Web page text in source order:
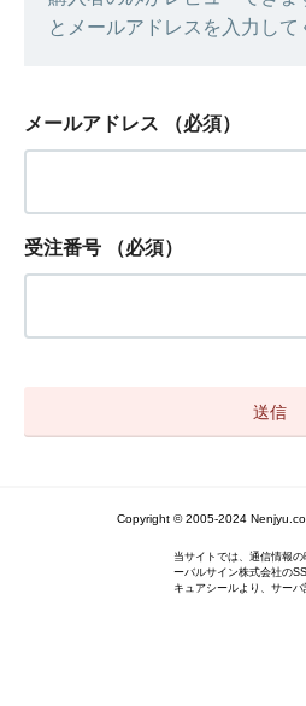
とメールアドレスを入力して
メールアドレス （必須）
受注番号 （必須）
Copyright © 2005-2024
当サイトでは、通信情報
ーバルサイン株式会社の
キュアシールより、サー